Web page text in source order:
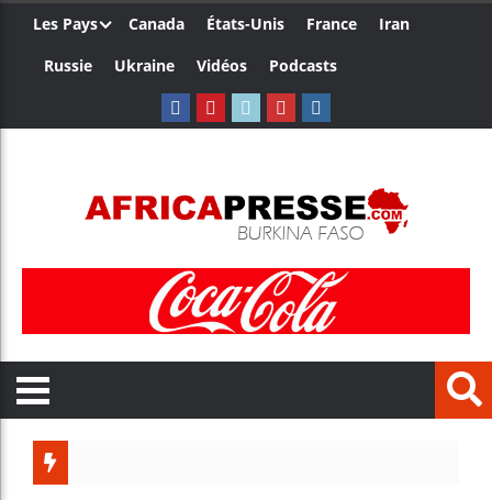
Les Pays Canada États-Unis France
Iran
Russie
Ukraine Vidéos Podcasts